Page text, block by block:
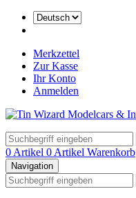
Merkzettel
Zur Kasse
Ihr Konto
Anmelden
0 Artikel 0 Artikel Warenkorb
Navigation